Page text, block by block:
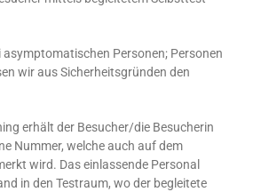
asymptomatischen Personen; Personen
wir aus Sicherheitsgründen den
erhält der Besucher/die Besucherin
Nummer, welche auch auf dem
wird. Das einlassende Personal
in den Testraum, wo der begleitete